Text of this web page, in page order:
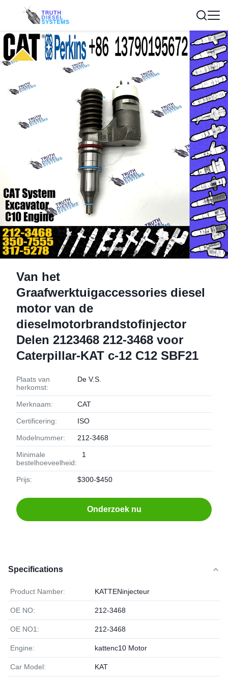
Van het
Graafwerktuigaccessories diesel
motor van de
dieselmotorbrandstofinjector
Delen 2123468 212-3468 voor
Caterpillar-KAT c-12 C12 SBF21
Plaats van
herkomst:
De V.S.
Merknaam: CAT
Certificering: ISO
Modelnummer: 212-3468
Minimale
bestelhoeveelheid:
1
Prijs: $300-$450
Onderzoek nu
Specifications
Product Namber: KATTENinjecteur
OE NO: 212-3468
OE NO1: 212-3468
Engine: kattenc10 Motor
Car Model: KAT